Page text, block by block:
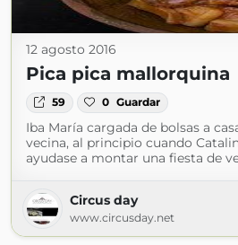
12 agosto 2016
Pica pica mallorquina
59 0 Guardar
Iba María cargada de bolsas a
vecina, al principio cuando
ayudase a montar una fiesta de
Circus day
www.circusday.net